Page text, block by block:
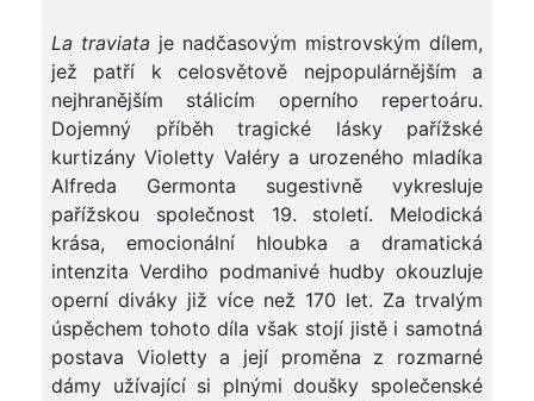
La traviata je nadčasovým mistrovským dílem,
jež patří k celosvětově nejpopulárnějším a
nejhranějším stálicím operního repertoáru.
Dojemný příběh tragické lásky pařížské
kurtizány Violetty Valéry a urozeného mladíka
Alfreda Germonta sugestivně vykresluje
pařížskou společnost 19. století. Melodická
krása, emocionální hloubka a dramatická
intenzita Verdiho podmanivé hudby okouzluje
operní diváky již více než 170 let. Za trvalým
úspěchem tohoto díla však stojí jistě i samotná
postava Violetty a její proměna z rozmarné
dámy užívající si plnými doušky společenské